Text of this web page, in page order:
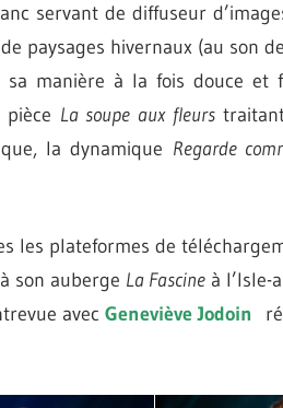
servant de diffuseur
paysages hivernaux (au son de
manière à la fois douce et
La soupe aux fleurs
la dynamique Regarde
les plateformes de
son auberge La Fascineà l’Isle-
avec Geneviève Jodoin